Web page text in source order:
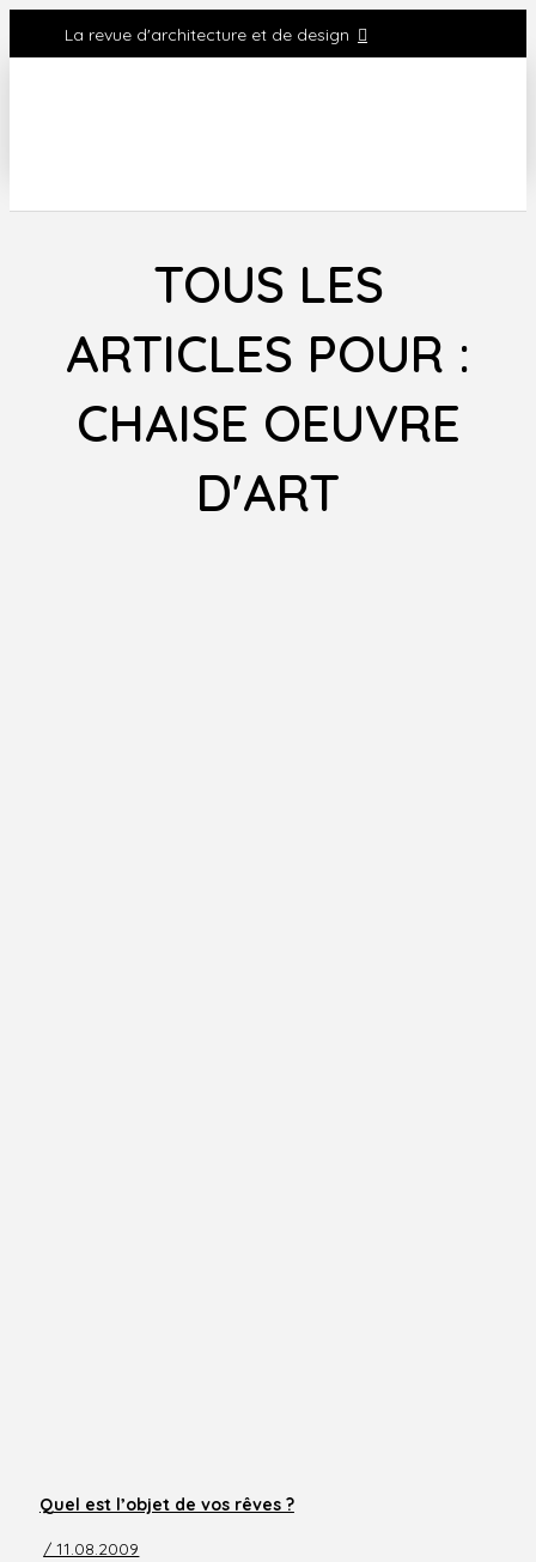
La revue d'architecture et de design
TOUS LES
ARTICLES POUR :
CHAISE OEUVRE
D'ART
Quel est l’objet de vos rêves ?
/ 11.08.2009